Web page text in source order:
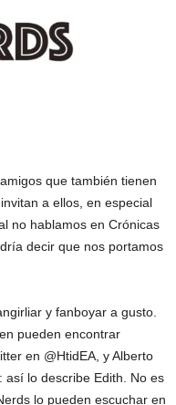
que también tienen
a ellos, en especial
no hablamos en Crónicas
decir que nos portamos
y fanboyar a gusto.
pueden encontrar
en @HtidEA, y Alberto
así lo describe Edith. No es
lo pueden escuchar en